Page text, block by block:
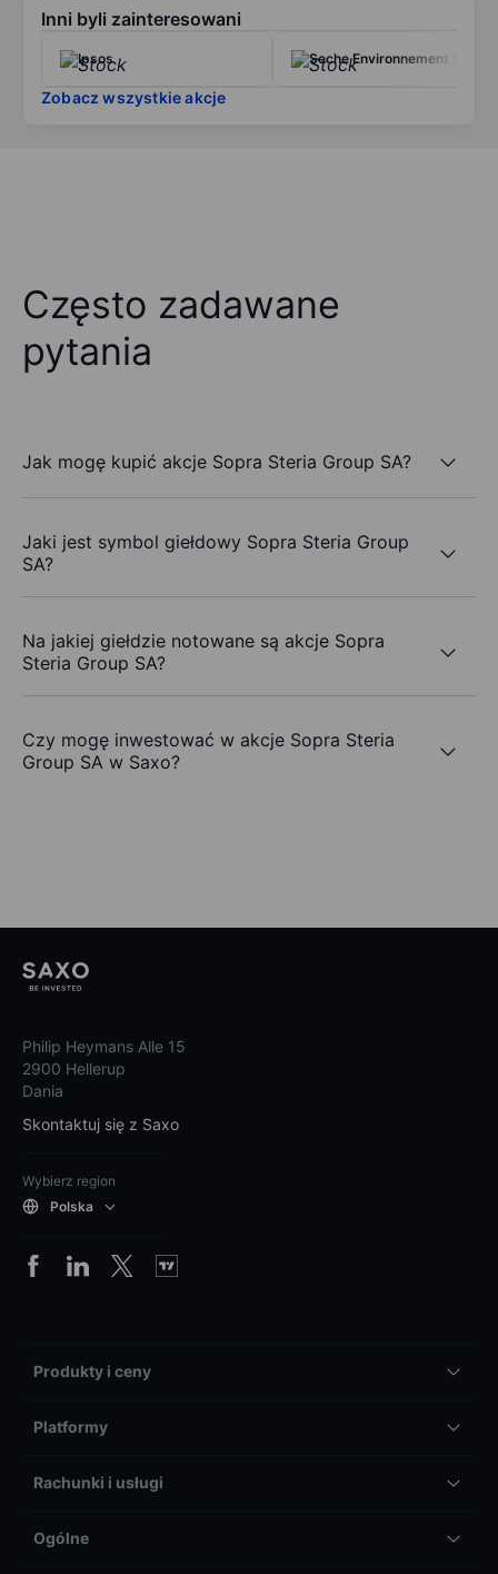
Inni byli zainteresowani
Ipsos Seche Environnement SA
Zobacz wszystkie akcje
Często zadawane
pytania
Jak mogę kupić akcje Sopra Steria Group SA?
Jaki jest symbol giełdowy Sopra Steria Group
SA?
Na jakiej giełdzie notowane są akcje Sopra
Steria Group SA?
Czy mogę inwestować w akcje Sopra Steria
Group SA w Saxo?
Philip Heymans Alle 15
2900 Hellerup
Dania
Skontaktuj się z Saxo
Wybierz region
Polska
Produkty i ceny
Platformy
Rachunki i usługi
Ogólne